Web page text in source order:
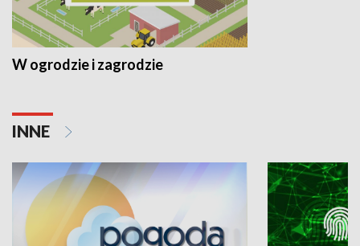
W ogrodzie i zagrodzie
INNE